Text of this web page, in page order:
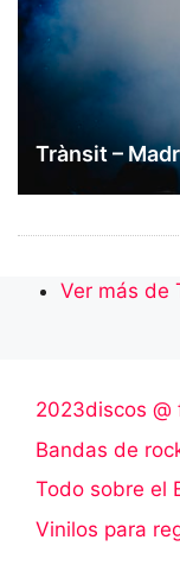
Trànsit –
Ver más de
2023discos @
Bandas de
Todo sobre el
Vinilos para